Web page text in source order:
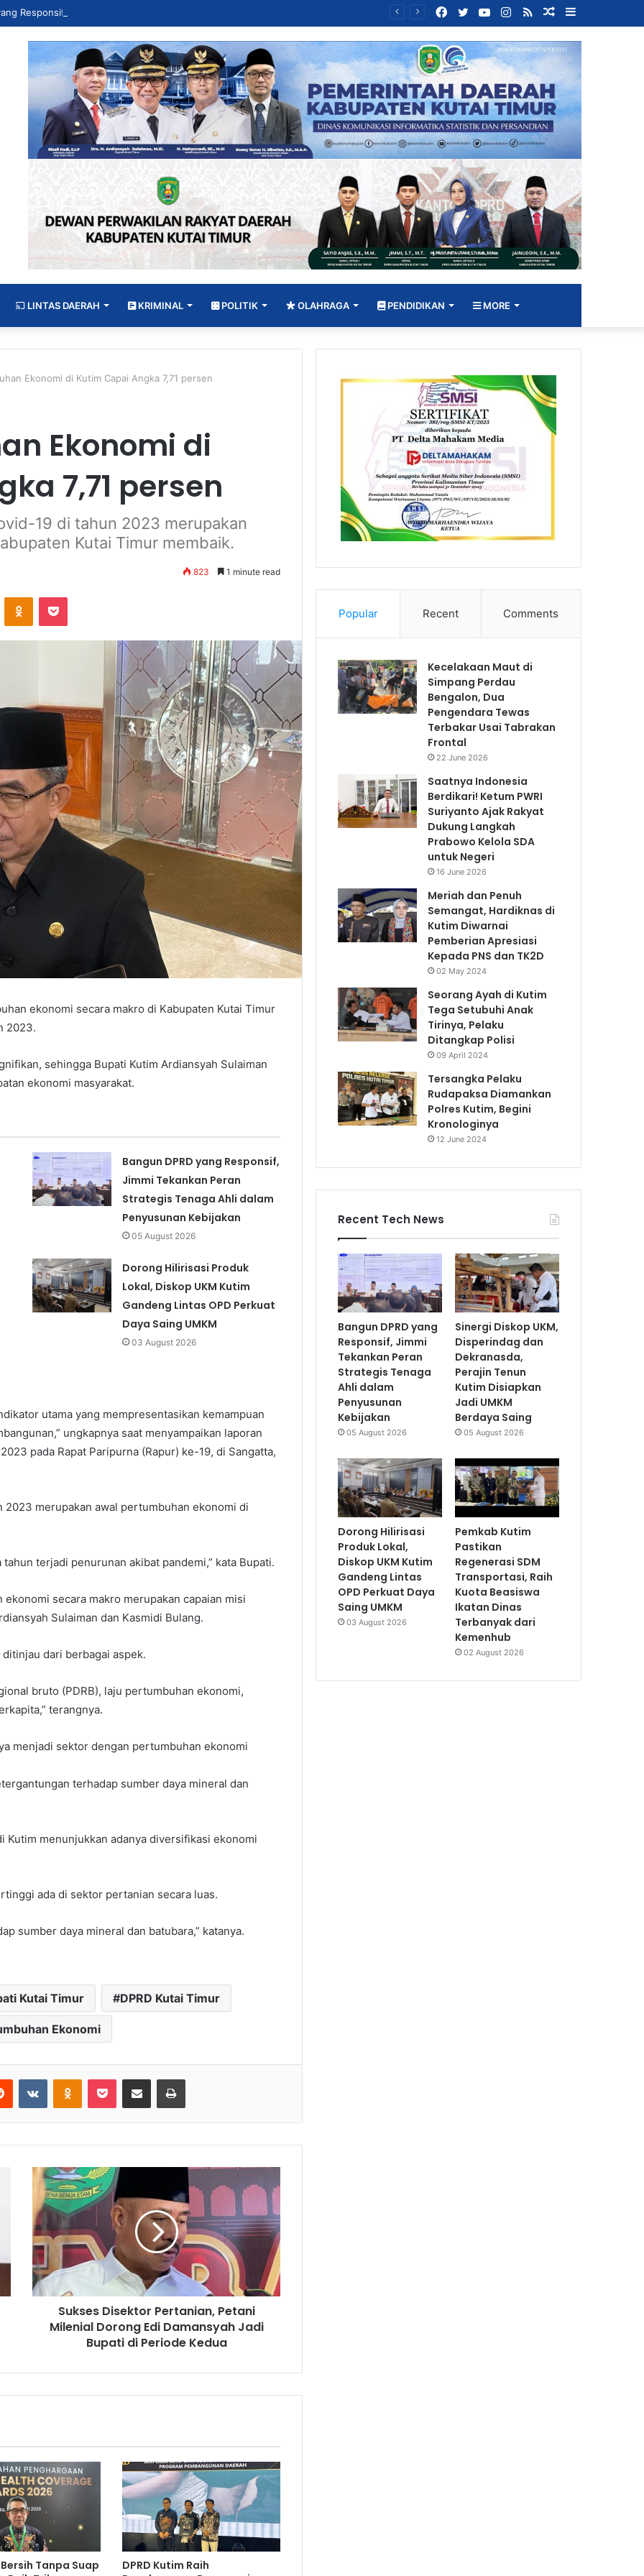
Random
Article
RSS
Instagram
YouTube
Twitter
Facebook
LINTAS DAERAH KRIMINAL POLITIK OLAHRAGA PENDIDIKAN MORE
Ekonomi di Kutim Capai Angka 7,71 persen
Ekonomi di
7,71 persen
19 di tahun 2023 merupakan
Kutai Timur membaik.
823 1 minute read
ekonomi secara makro di Kabupaten Kutai Timur
2023.
sehingga Bupati Kutim Ardiansyah Sulaiman
ekonomi masyarakat.
Bangun DPRD yang Responsif,
Jimmi Tekankan Peran
Strategis Tenaga Ahli dalam
Penyusunan Kebijakan
05 August 2026
Dorong Hilirisasi Produk
Lokal, Diskop UKM Kutim
Gandeng Lintas OPD Perkuat
Daya Saing UMKM
03 August 2026
utama yang mempresentasikan kemampuan
ungkapnya saat menyampaikan laporan
pada Rapat Paripurna (Rapur) ke-19, di Sangatta,
2023 merupakan awal pertumbuhan ekonomi di
terjadi penurunan akibat pandemi,” kata Bupati.
secara makro merupakan capaian misi
Sulaiman dan Kasmidi Bulang.
dari berbagai aspek.
bruto (PDRB), laju pertumbuhan ekonomi,
terangnya.
menjadi sektor dengan pertumbuhan ekonomi
terhadap sumber daya mineral dan
menunjukkan adanya diversifikasi ekonomi
ada di sektor pertanian secara luas.
sumber daya mineral dan batubara,” katanya.
Kutai Timur DPRD Kutai Timur
Ekonomi
Sukses Disektor Pertanian, Petani
Milenial Dorong Edi Damansyah Jadi
Bupati di Periode Kedua
Tanpa Suap
DPRD Kutim Raih
Popular Recent Comments
Kecelakaan Maut di
Simpang Perdau
Bengalon, Dua
Pengendara Tewas
Terbakar Usai Tabrakan
Frontal
22 June 2026
Saatnya Indonesia
Berdikari! Ketum PWRI
Suriyanto Ajak Rakyat
Dukung Langkah
Prabowo Kelola SDA
untuk Negeri
16 June 2026
Meriah dan Penuh
Semangat, Hardiknas di
Kutim Diwarnai
Pemberian Apresiasi
Kepada PNS dan TK2D
02 May 2024
Seorang Ayah di Kutim
Tega Setubuhi Anak
Tirinya, Pelaku
Ditangkap Polisi
09 April 2024
Tersangka Pelaku
Rudapaksa Diamankan
Polres Kutim, Begini
Kronologinya
12 June 2024
Recent Tech News
Bangun DPRD yang
Responsif, Jimmi
Tekankan Peran
Strategis Tenaga
Ahli dalam
Penyusunan
Kebijakan
05 August 2026
Sinergi Diskop UKM,
Disperindag dan
Dekranasda,
Perajin Tenun
Kutim Disiapkan
Jadi UMKM
Berdaya Saing
05 August 2026
Dorong Hilirisasi
Produk Lokal,
Diskop UKM Kutim
Gandeng Lintas
OPD Perkuat Daya
Saing UMKM
03 August 2026
Pemkab Kutim
Pastikan
Regenerasi SDM
Transportasi, Raih
Kuota Beasiswa
Ikatan Dinas
Terbanyak dari
Kemenhub
02 August 2026